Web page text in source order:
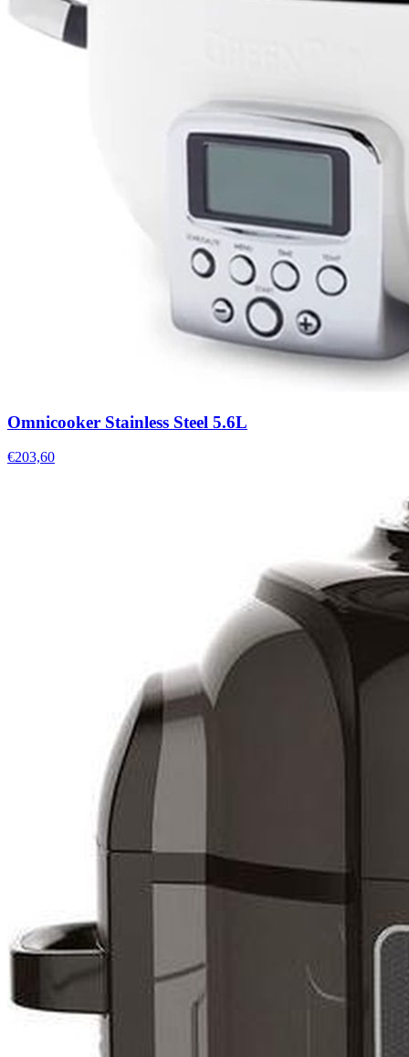
Omnicooker Stainless Steel 5.6L
€203,60